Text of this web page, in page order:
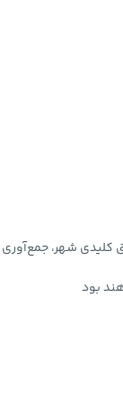
شهر، جمع‌آوری
بود